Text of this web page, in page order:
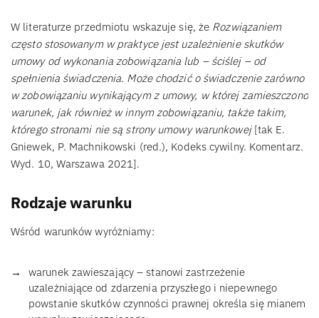
W literaturze przedmiotu wskazuje się, że Rozwiązaniem
często stosowanym w praktyce jest uzależnienie skutków
umowy od wykonania zobowiązania lub – ściślej – od
spełnienia świadczenia. Może chodzić o świadczenie zarówno
w zobowiązaniu wynikającym z umowy, w której zamieszczono
warunek, jak również w innym zobowiązaniu, także takim,
którego stronami nie są strony umowy warunkowej[tak E.
Gniewek, P. Machnikowski (red.), Kodeks cywilny. Komentarz.
Wyd. 10, Warszawa 2021].
Rodzaje warunku
Wśród warunków wyróżniamy:
warunek zawieszający – stanowi zastrzeżenie
uzależniające od zdarzenia przyszłego i niepewnego
powstanie skutków czynności prawnej określa się mianem